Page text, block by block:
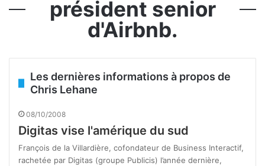
président senior
d'Airbnb.
Les dernières informations à propos de
Chris Lehane
08/10/2008
Digitas vise l'amérique du sud
François de la Villardière, cofondateur de Business Interactif,
rachetée par Digitas (groupe Publicis) l’année dernière,